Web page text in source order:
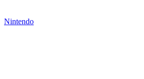
Nintendo